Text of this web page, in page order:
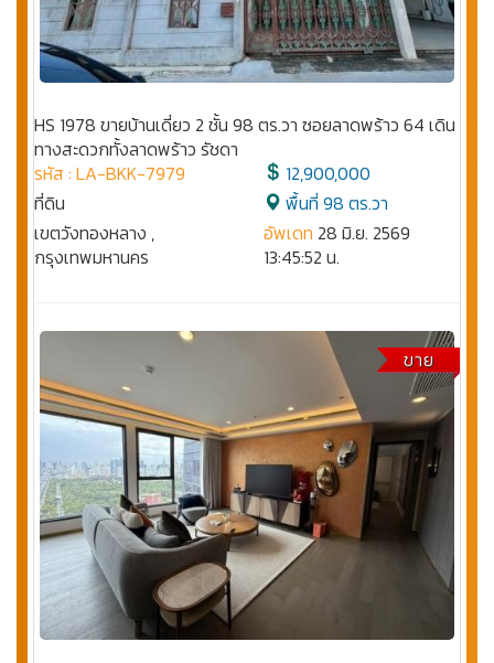
HS 1978 ขายบ้านเดี่ยว 2 ชั้น 98 ตร.วา ซอยลาดพร้าว 64 เดิน
ทางสะดวกทั้งลาดพร้าว รัชดา
รหัส : LA-BKK-7979
ที่ดิน
เขตวังทองหลาง ,
กรุงเทพมหานคร
12,900,000
พื้นที่ 98 ตร.วา
อัพเดท 28 มิ.ย. 2569
13:45:52 น.
ขาย